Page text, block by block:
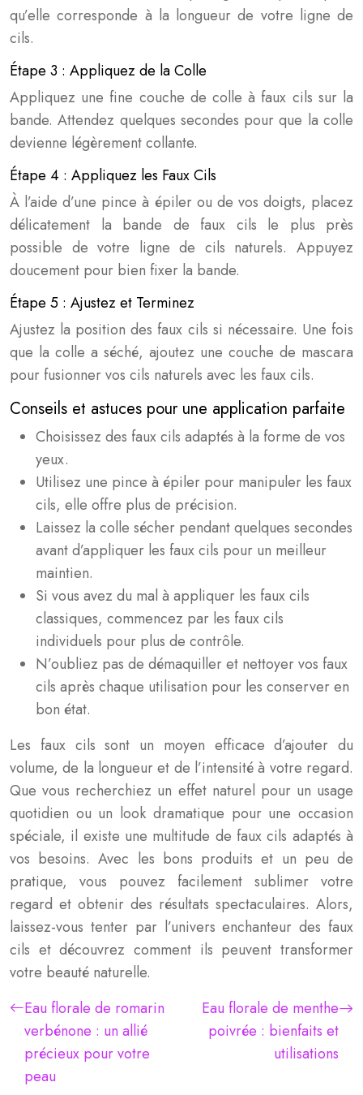
qu’elle corresponde à la longueur de votre ligne de
cils.
Étape 3 : Appliquez de la Colle
Appliquez une fine couche de colle à faux cils sur la
bande. Attendez quelques secondes pour que la colle
devienne légèrement collante.
Étape 4 : Appliquez les Faux Cils
À l’aide d’une pince à épiler ou de vos doigts, placez
délicatement la bande de faux cils le plus près
possible de votre ligne de cils naturels. Appuyez
doucement pour bien fixer la bande.
Étape 5 : Ajustez et Terminez
Ajustez la position des faux cils si nécessaire. Une fois
que la colle a séché, ajoutez une couche de mascara
pour fusionner vos cils naturels avec les faux cils.
Conseils et astuces pour une application parfaite
Choisissez des faux cils adaptés à la forme de vos
yeux.
Utilisez une pince à épiler pour manipuler les faux
cils, elle offre plus de précision.
Laissez la colle sécher pendant quelques secondes
avant d’appliquer les faux cils pour un meilleur
maintien.
Si vous avez du mal à appliquer les faux cils
classiques, commencez par les faux cils
individuels pour plus de contrôle.
N’oubliez pas de démaquiller et nettoyer vos faux
cils après chaque utilisation pour les conserver en
bon état.
Les faux cils sont un moyen efficace d’ajouter du
volume, de la longueur et de l’intensité à votre regard.
Que vous recherchiez un effet naturel pour un usage
quotidien ou un look dramatique pour une occasion
spéciale, il existe une multitude de faux cils adaptés à
vos besoins. Avec les bons produits et un peu de
pratique, vous pouvez facilement sublimer votre
regard et obtenir des résultats spectaculaires. Alors,
laissez-vous tenter par l’univers enchanteur des faux
cils et découvrez comment ils peuvent transformer
votre beauté naturelle.
Eau florale de romarin
verbénone : un allié
précieux pour votre
peau
Eau florale de menthe
poivrée : bienfaits et
utilisations